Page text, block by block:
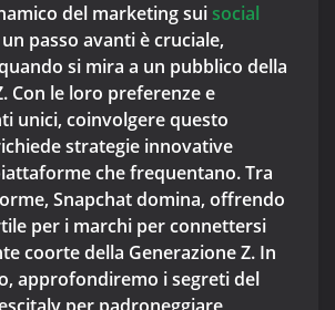
del marketing sui social
passo avanti è cruciale,
si mira a un pubblico della
Con le loro preferenze e
unici, coinvolgere questo
strategie innovative
che frequentano. Tra
Snapchat domina, offrendo
per i marchi per connettersi
coorte della Generazione Z. In
approfondiremo i segreti del